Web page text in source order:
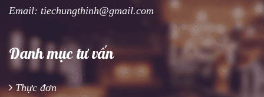
Email: tiechungthinh@gmail.com
Danh mục tư vấn
Thực đơn